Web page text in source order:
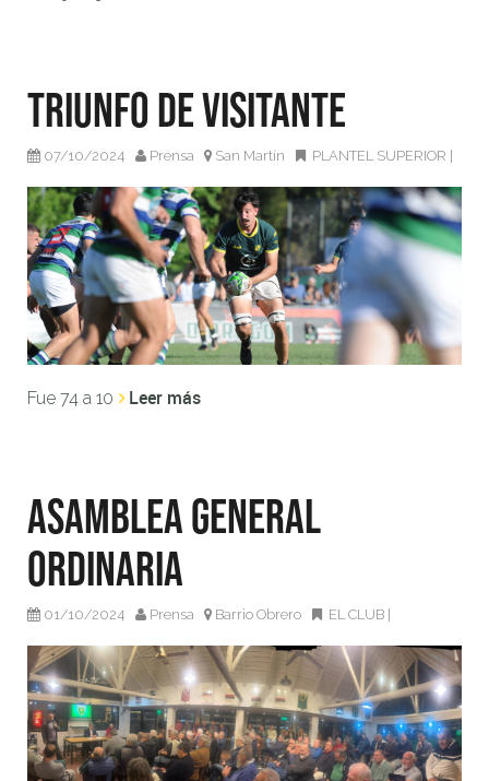
Triunfo de Visitante
07/10/2024 Prensa San Martín PLANTEL SUPERIOR
Fue 74 a 10 Leer más
Asamblea General
Ordinaria
01/10/2024 Prensa Barrio Obrero EL CLUB|